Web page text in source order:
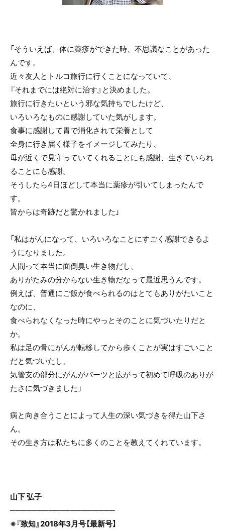
「そういえば、体に薬疹ができた時、不思議なことがあった
んです。
近々友人とトルコ旅行に行くことになっていて、
『それまでには絶対に治す』と決めました。
旅行に行きたいという邪な気持ちでしたけど、
いろいろなものに感謝していた気がします。
食事に感謝して胃で消化されて栄養として
全身に行き届く様子をイメージしてみたり、
母が近くで見守っていてくれることにも感謝、生きていられ
ることにも感謝。
そうしたら4日ほどして本当に薬疹が引いてしまったんで
す。
皆からは奇跡だと驚かれました」
「私はがんになって、いろいろなことにすごく感謝できるよ
うになりました。
人間って本当に面倒臭い生き物だし、
ありがたみの分からない生き物だなって最近思うんです。
例えば、普通にご飯が食べられるのはとてもありがたいこと
なのに、
食べられなくなった時にやっとそのことに気づいたりだと
か。
私は足の骨にがんが転移してから歩くことが実はすごいこと
だと気づいたし、
気管支の部分にがんがバーツと広がって初めて呼吸のありが
たさに気づきました」
病と向き合うことによって人生の深い気づきを得た山下さ
ん。
その生き方は私たちに多くのことを教えてくれています。
山下 弘子
───────────────────
※『致知』2018年3月号【最新号】